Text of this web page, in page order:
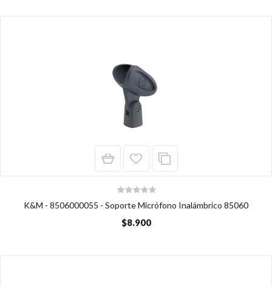
K&M - 8506000055 - Soporte Micrófono Inalámbrico 85060
$8.900